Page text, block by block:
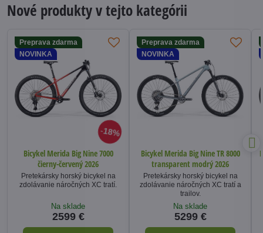
Nové produkty v tejto kategórii
18%
Preprava zdarma
NOVINKA
Bicykel Merida Big Nine 7000
čierny-červený 2026
Pretekársky horský bicykel na
zdolávanie náročných XC tratí.
Na sklade
2599 €
Preprava zdarma
NOVINKA
Bicykel Merida Big Nine TR 8000
transparent modrý 2026
Pretekársky horský bicykel na
zdolávanie náročných XC tratí a
trailov.
Na sklade
5299 €